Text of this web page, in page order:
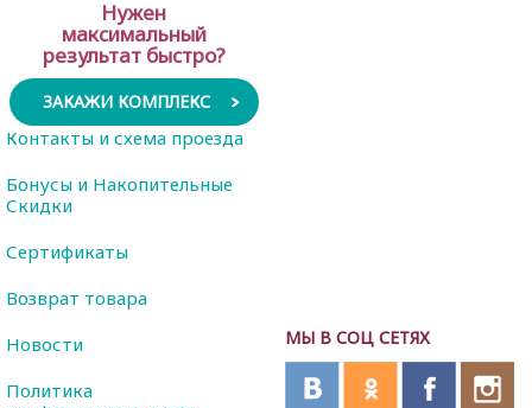
Нужен
максимальный
результат быстро?
ЗАКАЖИ КОМПЛЕКС
МЫ В СОЦ СЕТЯХ
Контакты и схема проезда
Бонусы и Накопительные
Скидки
Сертификаты
Возврат товара
Новости
Политика